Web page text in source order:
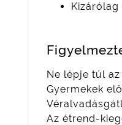
Ne lépje túl
Gyermekek
Az étrend-